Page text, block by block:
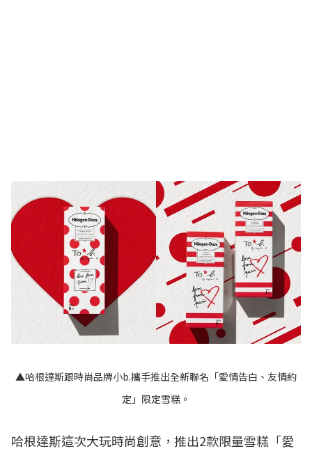
▲哈根達斯跟時尚品牌小b.攜手推出全新聯名「愛情告白、友情約
定」限定雪糕。
哈根達斯這次大玩時尚創意，推出2款限量雪糕「愛